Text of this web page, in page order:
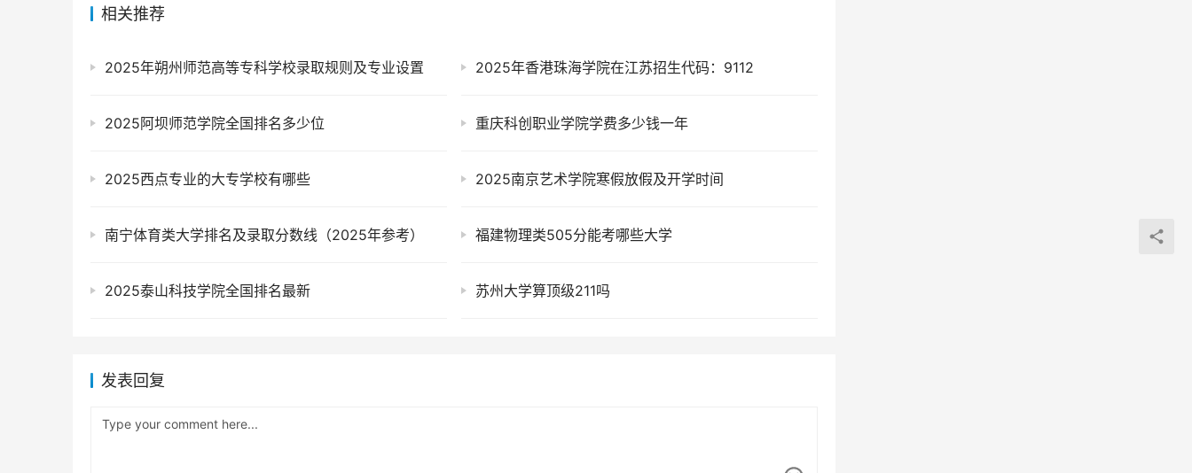
相关推荐
2025年朔州师范高等专科学校录取规则及专业设置 2025年香港珠海学院在江苏招生代码：9112
2025阿坝师范学院全国排名多少位 重庆科创职业学院学费多少钱一年
2025西点专业的大专学校有哪些 2025南京艺术学院寒假放假及开学时间
南宁体育类大学排名及录取分数线（2025年参考） 福建物理类505分能考哪些大学
2025泰山科技学院全国排名最新 苏州大学算顶级211吗
发表回复